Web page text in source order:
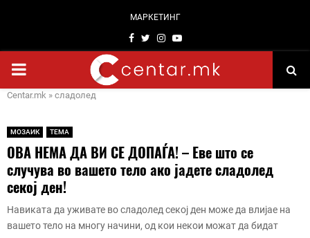
МАРКЕТИНГ
Facebook
TwitterInstagram
Youtube
PRIMARY
Centar.mk » сладолед
МОЗАИК ТЕМА
ОВА НЕМА ДА ВИ СЕ ДОПАЃА! – Еве што се
случува во вашето тело ако јадете сладолед
секој ден!
Навиката да уживате во сладолед секој ден може да влијае на
вашето тело на многу начини, од кои некои можат да бидат